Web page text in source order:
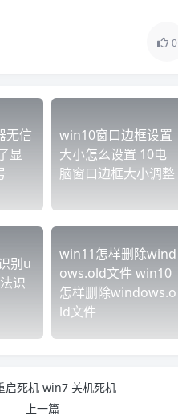
0
无信
显
win10窗口边框设置
大小怎么设置 10电
脑窗口边框大小调整
别u
识
win11怎样删除wind
ows.old文件 win10
怎样删除windows.o
ld文件
启死机 win7 关机死机
上一篇